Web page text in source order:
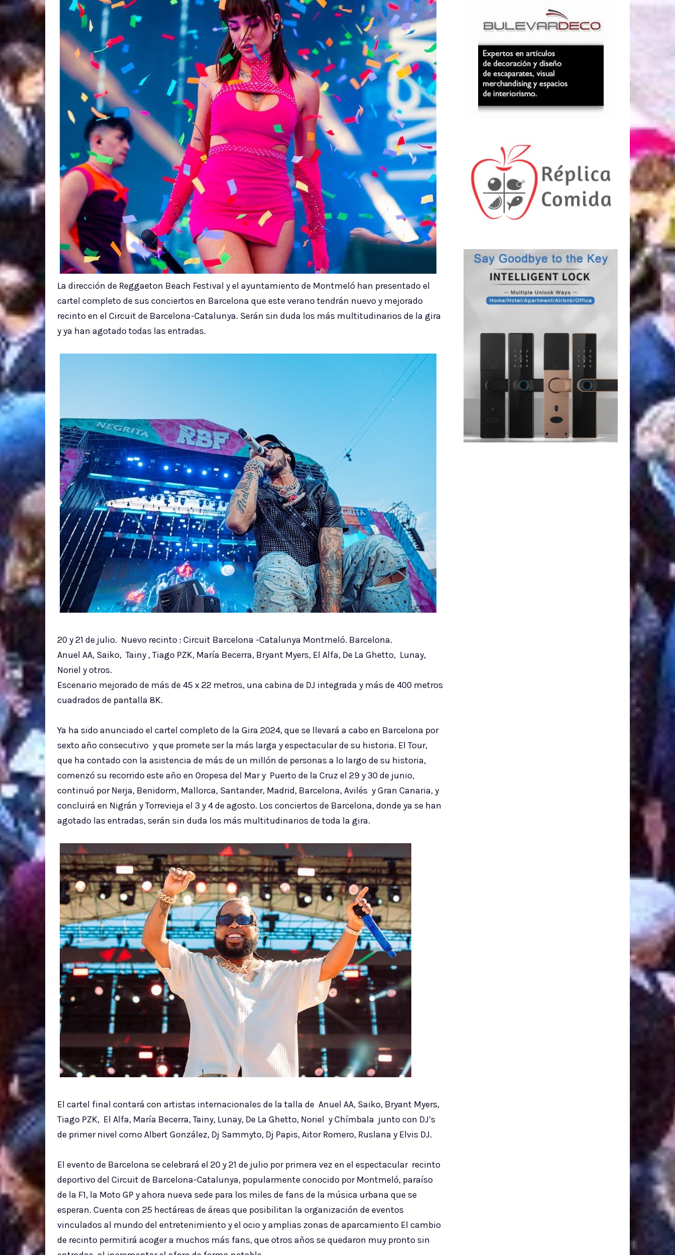
La dirección de Reggaeton Beach Festival y el ayuntamiento de Montmeló han presentado el
cartel completo de sus conciertos en Barcelona que este verano tendrán nuevo y mejorado
recinto en el Circuit de Barcelona-Catalunya. Serán sin duda los más multitudinarios de la gira
y ya han agotado todas las entradas.
20 y 21 de julio. Nuevo recinto : Circuit Barcelona -Catalunya Montmeló. Barcelona.
Anuel AA, Saiko, Tainy , Tiago PZK, María Becerra, Bryant Myers, El Alfa, De La Ghetto, Lunay,
Noriel y otros.
Escenario mejorado de más de 45 x 22 metros, una cabina de DJ integrada y más de 400 metros
cuadrados de pantalla 8K.
Ya ha sido anunciado el cartel completo de la Gira 2024, que se llevará a cabo en Barcelona por
sexto año consecutivo y que promete ser la más larga y espectacular de su historia. El Tour,
que ha contado con la asistencia de más de un millón de personas a lo largo de su historia,
comenzó su recorrido este año en Oropesa del Mar y Puerto de la Cruz el 29 y 30 de junio,
continuó por Nerja, Benidorm, Mallorca, Santander, Madrid, Barcelona, Avilés y Gran Canaria, y
concluirá en Nigrán y Torrevieja el 3 y 4 de agosto. Los conciertos de Barcelona, donde ya se han
agotado las entradas, serán sin duda los más multitudinarios de toda la gira.
El cartel final contará con artistas internacionales de la talla de Anuel AA, Saiko, Bryant Myers,
Tiago PZK, El Alfa, María Becerra, Tainy, Lunay, De La Ghetto, Noriel y Chímbala junto con DJ’s
de primer nivel como Albert González, Dj Sammyto, Dj Papis, Aitor Romero, Ruslana y Elvis DJ.
El evento de Barcelona se celebrará el 20 y 21 de julio por primera vez en el espectacular recinto
deportivo del Circuit de Barcelona-Catalunya, popularmente conocido por Montmeló, paraíso
de la F1, la Moto GP y ahora nueva sede para los miles de fans de la música urbana que se
esperan. Cuenta con 25 hectáreas de áreas que posibilitan la organización de eventos
vinculados al mundo del entretenimiento y el ocio y amplias zonas de aparcamiento El cambio
de recinto permitirá acoger a muchos más fans, que otros años se quedaron muy pronto sin